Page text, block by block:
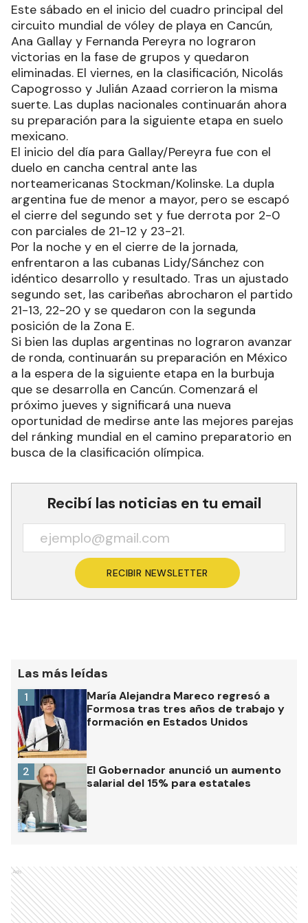
Este sábado en el inicio del cuadro principal del
circuito mundial de vóley de playa en Cancún,
Ana Gallay y Fernanda Pereyra no lograron
victorias en la fase de grupos y quedaron
eliminadas. El viernes, en la clasificación, Nicolás
Capogrosso y Julián Azaad corrieron la misma
suerte. Las duplas nacionales continuarán ahora
su preparación para la siguiente etapa en suelo
mexicano.
El inicio del día para Gallay/Pereyra fue con el
duelo en cancha central ante las
norteamericanas Stockman/Kolinske. La dupla
argentina fue de menor a mayor, pero se escapó
el cierre del segundo set y fue derrota por 2-0
con parciales de 21-12 y 23-21.
Por la noche y en el cierre de la jornada,
enfrentaron a las cubanas Lidy/Sánchez con
idéntico desarrollo y resultado. Tras un ajustado
segundo set, las caribeñas abrocharon el partido
21-13, 22-20 y se quedaron con la segunda
posición de la Zona E.
Si bien las duplas argentinas no lograron avanzar
de ronda, continuarán su preparación en México
a la espera de la siguiente etapa en la burbuja
que se desarrolla en Cancún. Comenzará el
próximo jueves y significará una nueva
oportunidad de medirse ante las mejores parejas
del ránking mundial en el camino preparatorio en
busca de la clasificación olímpica.
Recibí las noticias en tu email
RECIBIR NEWSLETTER
Las más leídas
María Alejandra Mareco regresó a
Formosa tras tres años de trabajo y
formación en Estados Unidos
1
El Gobernador anunció un aumento
salarial del 15% para estatales
2
Ads